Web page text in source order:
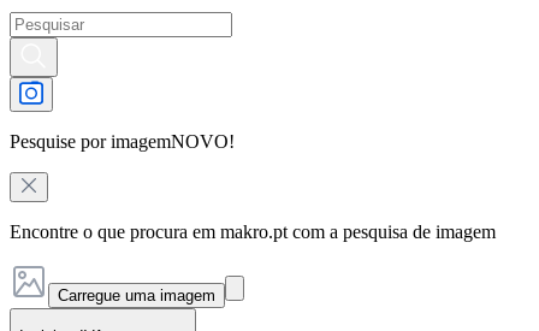
Pesquise por imagemNOVO!
Encontre o que procura em makro.pt com a pesquisa de imagem
Carregue uma imagem